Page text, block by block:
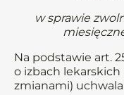
w sprawie
Na podstawie art.
o izbach lekarskich
zmianami)